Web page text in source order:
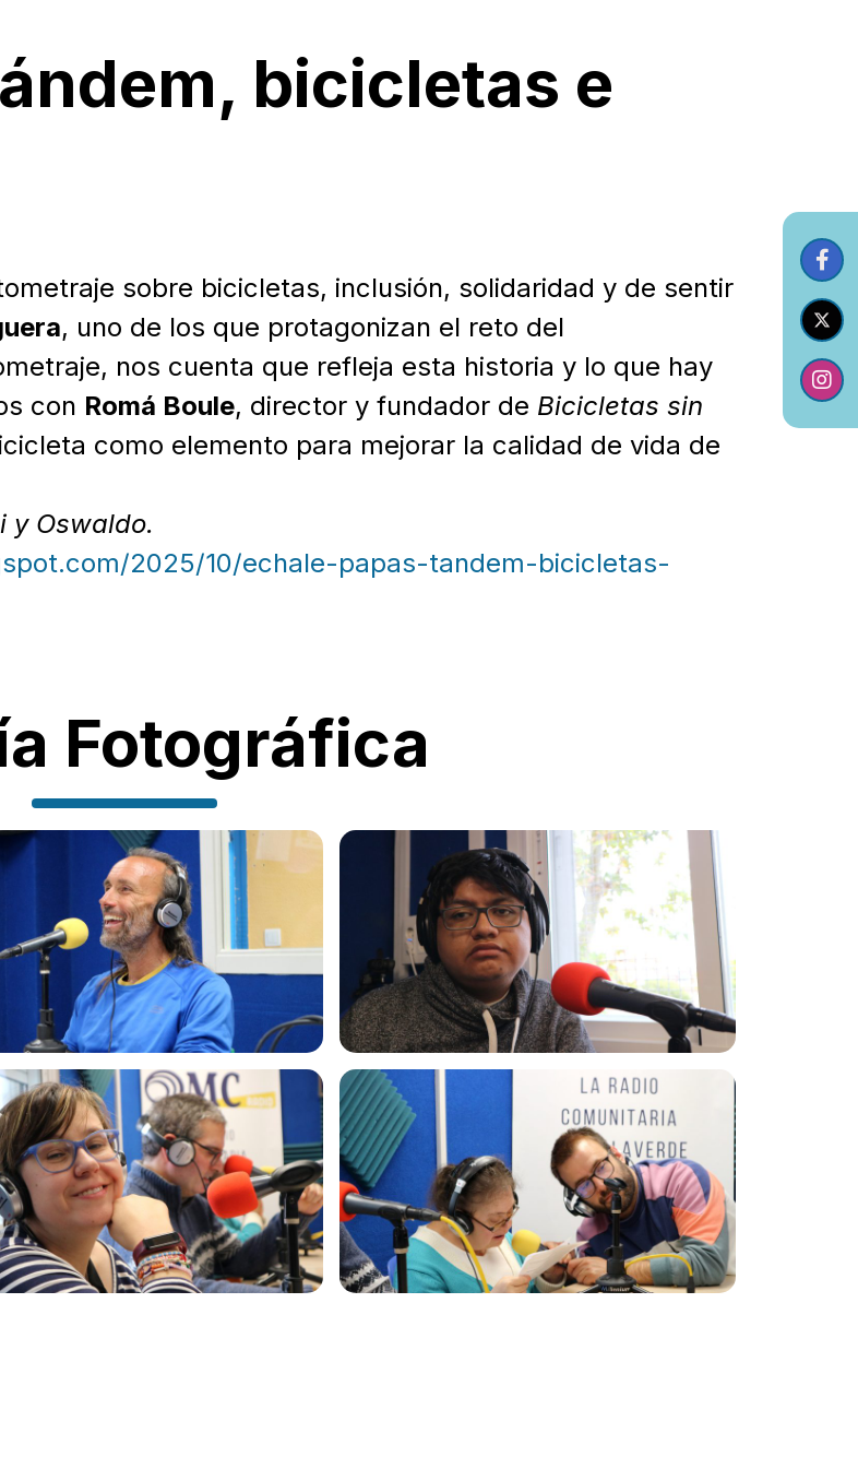
bicicletas e
sobre bicicletas, inclusión, solidaridad y de sentir
, uno de los que protagonizan el reto del
nos cuenta que refleja esta historia y lo que hay
con Romá Boule, director y fundador de Bicicletas sin
como elemento para mejorar la calidad de vida de
y Oswaldo.
2025/10/echale-papas-tandem-bicicletas-
Fotográfica